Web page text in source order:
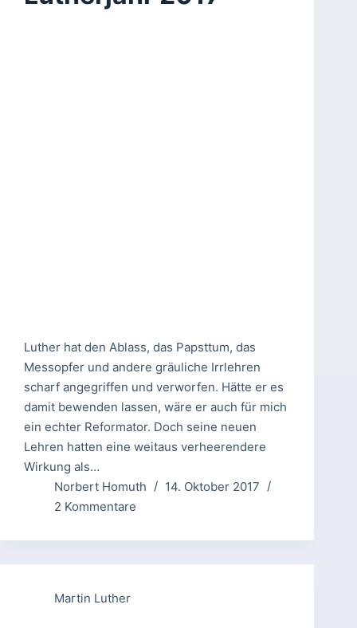
Luther hat den Ablass, das Papsttum, das
Messopfer und andere gräuliche Irrlehren
scharf angegriffen und verworfen. Hätte er es
damit bewenden lassen, wäre er auch für mich
ein echter Reformator. Doch seine neuen
Lehren hatten eine weitaus verheerendere
Wirkung als…
Norbert Homuth
14. Oktober 2017
2 Kommentare
Martin Luther